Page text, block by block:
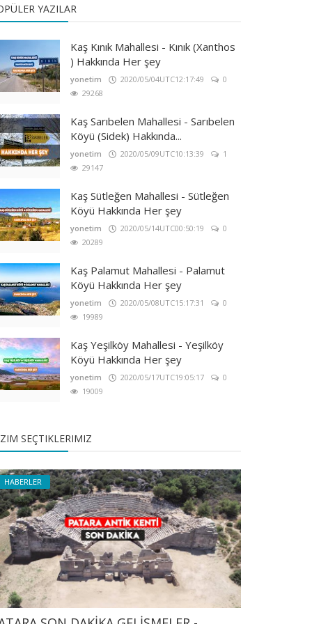
YAZILAR
Kaş Kınık Mahallesi - Kınık (Xanthos
) Hakkında Her şey
yonetim 2020/05/04UTC12:17:49
0
29268
Kaş Sarıbelen Mahallesi - Sarıbelen
Köyü (Sidek) Hakkında...
yonetim 2020/05/09UTC10:13:39
1
29147
Kaş Sütleğen Mahallesi - Sütleğen
Köyü Hakkında Her şey
yonetim 2020/05/14UTC00:50:19
0
20289
Kaş Palamut Mahallesi - Palamut
Köyü Hakkında Her şey
yonetim 2020/05/08UTC15:17:31
0
19989
Kaş Yeşilköy Mahallesi - Yeşilköy
Köyü Hakkında Her şey
yonetim 2020/05/17UTC19:05:17
0
19009
SEÇTIKLERIMIZ
HABERLER